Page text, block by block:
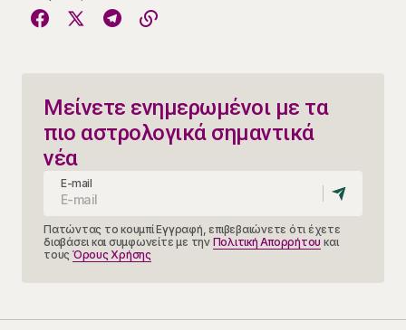
Μείνετε ενημερωμένοι με τα
πιο αστρολογικά σημαντικά
νέα
E-mail
Πατώντας το κουμπί Εγγραφή, επιβεβαιώνετε ότι έχετε
διαβάσει και συμφωνείτε με την Πολιτική Απορρήτου και
τους Όρους Χρήσης